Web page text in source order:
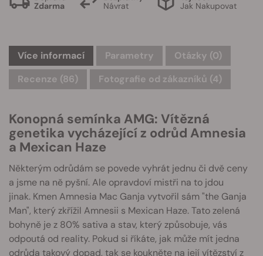
Zdarma
Návrat
Jak Nakupovat
Více informací Parametry Otázky (0)
Recenze (86)
Fotografie od zákazníků (4)
Konopná semínka AMG: Vítězná
genetika vycházející z odrůd Amnesia
a Mexican Haze
Některým odrůdám se povede vyhrát jednu či dvě ceny
a jsme na ně pyšní. Ale opravdoví mistři na to jdou
jinak. Kmen Amnesia Mac Ganja vytvořil sám "the Ganja
Man", který zkřížil Amnesii s Mexican Haze. Tato zelená
bohyně je z 80% sativa a stav, který způsobuje, vás
odpoutá od reality. Pokud si říkáte, jak může mít jedna
odrůda takový dopad, tak se koukněte na její vítězství z